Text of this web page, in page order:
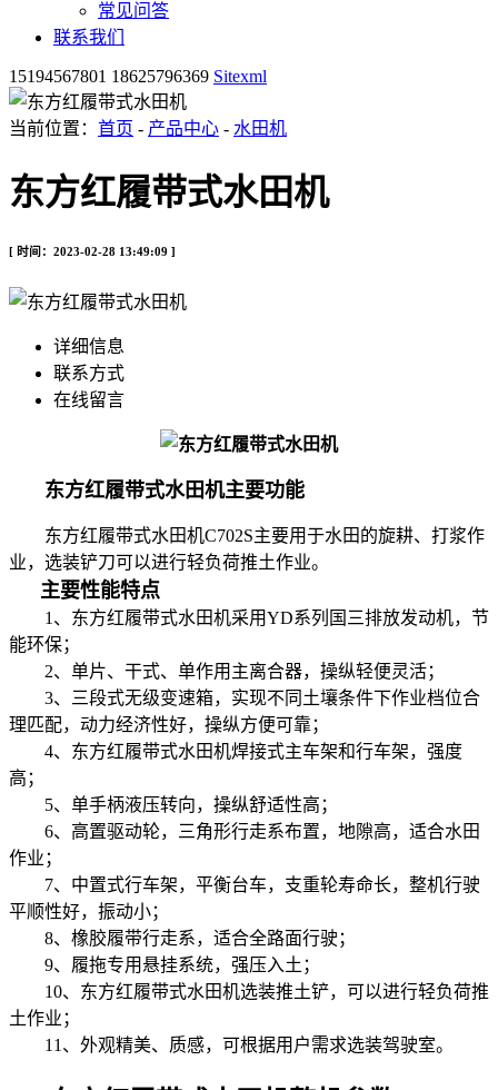
常见问答
联系我们
15194567801 18625796369 Sitexml
当前位置： 首页 - 产品中心 - 水田机
东方红履带式水田机
[ 时间：2023-02-28 13:49:09 ]
详细信息
联系方式
在线留言
东方红履带式水田机主要功能
东方红履带式水田机C702S主要用于水田的旋耕、打浆作
业，选装铲刀可以进行轻负荷推土作业。
主要性能特点
1、东方红履带式水田机采用YD系列国三排放发动机，节
能环保；
2、单片、干式、单作用主离合器，操纵轻便灵活；
3、三段式无级变速箱，实现不同土壤条件下作业档位合
理匹配，动力经济性好，操纵方便可靠；
4、东方红履带式水田机焊接式主车架和行车架，强度
高；
5、单手柄液压转向，操纵舒适性高；
6、高置驱动轮，三角形行走系布置，地隙高，适合水田
作业；
7、中置式行车架，平衡台车，支重轮寿命长，整机行驶
平顺性好，振动小；
8、橡胶履带行走系，适合全路面行驶；
9、履拖专用悬挂系统，强压入土；
10、东方红履带式水田机选装推土铲，可以进行轻负荷推
土作业；
11、外观精美、质感，可根据用户需求选装驾驶室。